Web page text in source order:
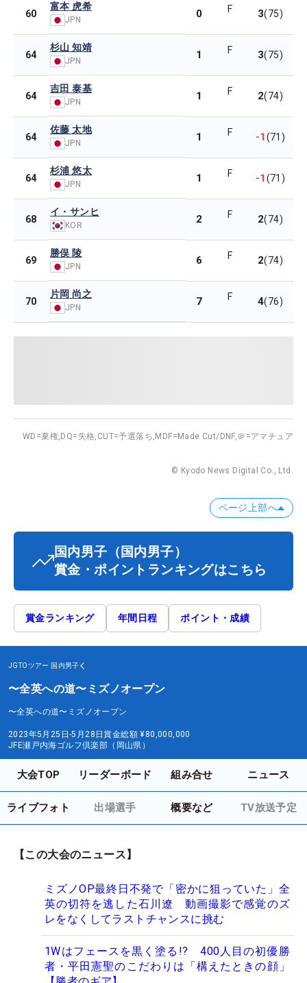
60
富本 虎希
JPN 0 F 3(75)
64
杉山 知靖
JPN 1 F 3(75)
64
吉田 泰基
JPN 1 F 2(74)
64
佐藤 太地
JPN 1 F -1(71)
64
杉浦 悠太
JPN 1 F -1(71)
68
イ・サンヒ
KOR 2 F 2(74)
69
勝俣 陵
JPN 6 F 2(74)
70
片岡 尚之
JPN 7 F 4(76)
WD=棄権, DQ=失格, CUT=予選落ち, MDF=Made Cut/DNF,＠=アマチュア
© Kyodo News Digital Co., Ltd.
ページ上部へ
国内男子 （国内男子）
賞金・ポイントランキングはこちら
賞金ランキング 年間日程 ポイント・成績
JGTOツアー 国内男子
〜全英への道〜ミズノオープン
〜全英への道〜ミズノオープン
2023年5月25日-5月28日賞金総額 ¥80,000,000
JFE瀬戸内海ゴルフ倶楽部（岡山県）
大会TOP リーダーボード 組み合せ ニュース
ライブフォト 出場選手 概要など TV放送予定
【この大会のニュース】
ミズノOP最終日不発で「密かに狙っていた」全
英の切符を逃した石川遼 動画撮影で感覚のズ
レをなくしてラストチャンスに挑む
1Wはフェースを黒く塗る!? 400人目の初優勝
者・平田憲聖のこだわりは「構えたときの顔」